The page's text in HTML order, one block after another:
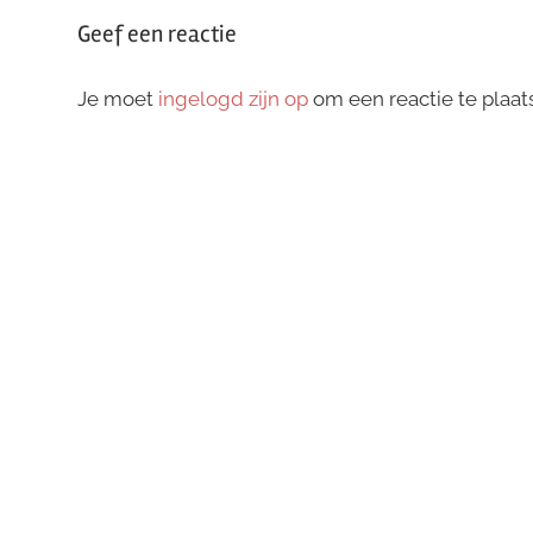
Geef een reactie
Je moet ingelogd zijn opom een reactie te